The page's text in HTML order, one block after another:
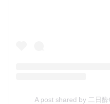
A post shared by 二日